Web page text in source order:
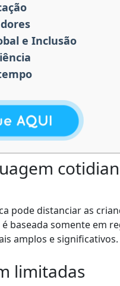
e Inclusão
pode distanciar as
baseada somente em
amplos e significativos.
limitadas